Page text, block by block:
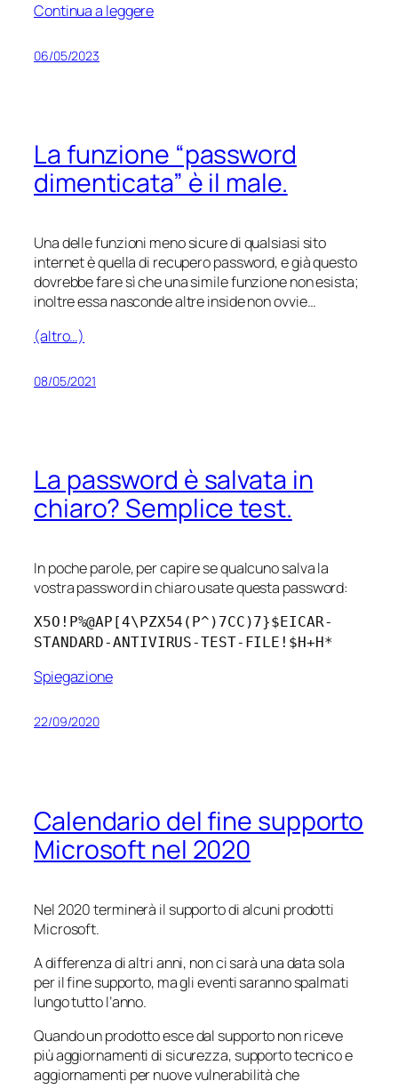
Continua a leggere
06/05/2023
La funzione “password
dimenticata” è il male.
Una delle funzioni meno sicure di qualsiasi sito
internet è quella di recupero password, e già questo
dovrebbe fare sì che una simile funzione non esista;
inoltre essa nasconde altre inside non ovvie…
(altro…)
08/05/2021
La password è salvata in
chiaro? Semplice test.
In poche parole, per capire se qualcuno salva la
vostra password in chiaro usate questa password:
X5O!P%@AP[4\PZX54(P^)7CC)7}$EICAR-
STANDARD-ANTIVIRUS-TEST-FILE!$H+H*
Spiegazione
22/09/2020
Calendario del fine supporto
Microsoft nel 2020
Nel 2020 terminerà il supporto di alcuni prodotti
Microsoft.
A differenza di altri anni, non ci sarà una data sola
per il fine supporto, ma gli eventi saranno spalmati
lungo tutto l’anno.
Quando un prodotto esce dal supporto non riceve
più aggiornamenti di sicurezza, supporto tecnico e
aggiornamenti per nuove vulnerabilità che